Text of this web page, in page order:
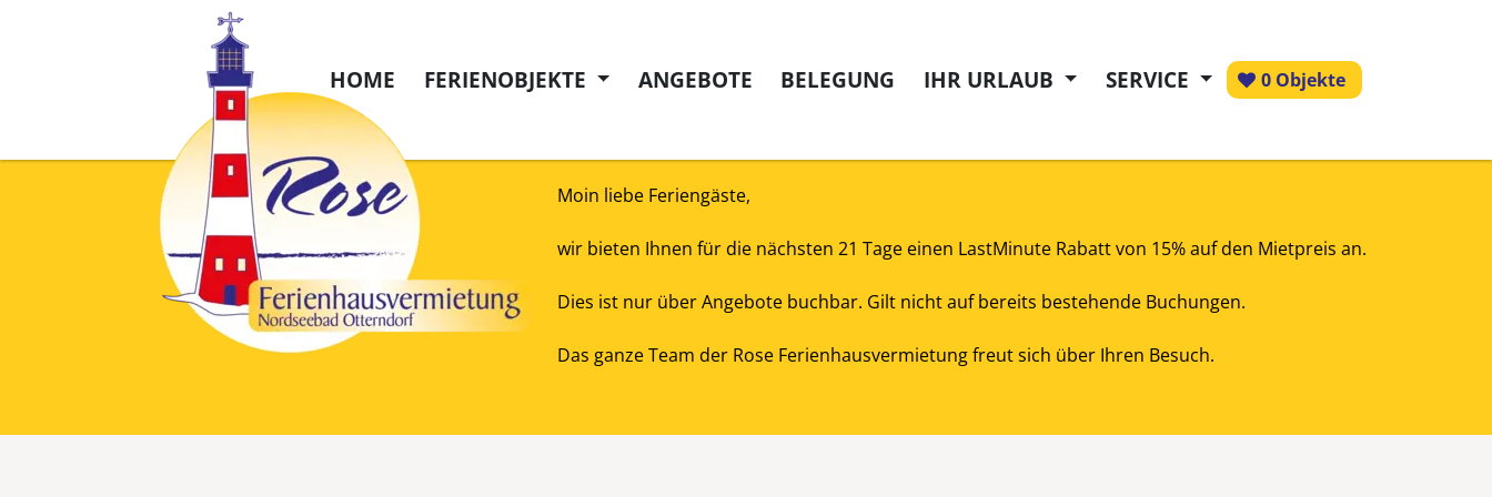
HOME FERIENOBJEKTE ANGEBOTE BELEGUNG IHR URLAUB SERVICE 0 Objekte
Moin liebe Feriengäste,
wir bieten Ihnen für die nächsten 21 Tage einen LastMinute Rabatt von 15% auf den Mietpreis an.
Dies ist nur über Angebote buchbar. Gilt nicht auf bereits bestehende Buchungen.
Das ganze Team der Rose Ferienhausvermietung freut sich über Ihren Besuch.